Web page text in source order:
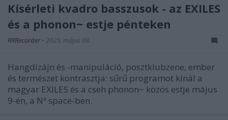
Kísérleti kvadro basszusok - az EXILES
és a phonon~ estje pénteken
RRRecorder • 2025. május 08.
Hangdizájn és -manipuláció, posztklubzene, ember
és természet kontrasztja: sűrű programot kínál a
magyar EXILES és a cseh phonon~ közös estje május
9-én, a Nº space-ben.